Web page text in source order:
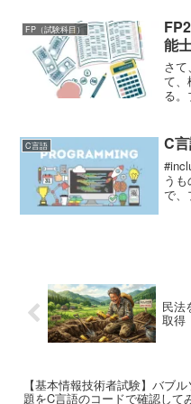
やす
の
FP（試験科目）
能
さ
て、
る
者が
に
C言語 C
う
で、
民法
取得
【基本情報技術者試験】バブ
題をC言語のコードで確認して